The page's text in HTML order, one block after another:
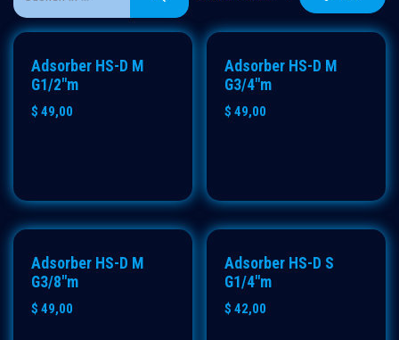
Adsorber HS-D M
G1/2"m
$ 49,00
Adsorber HS-D M
G3/4"m
$ 49,00
Adsorber HS-D M
G3/8"m
$ 49,00
Adsorber HS-D S
G1/4"m
$ 42,00